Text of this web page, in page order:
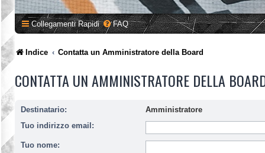
Collegamenti Rapidi FAQ
Indice Contatta un Amministratore della Board
CONTATTA UN AMMINISTRATORE DELLA
Destinatario:
Amministratore
Tuo indirizzo email:
Tuo nome: